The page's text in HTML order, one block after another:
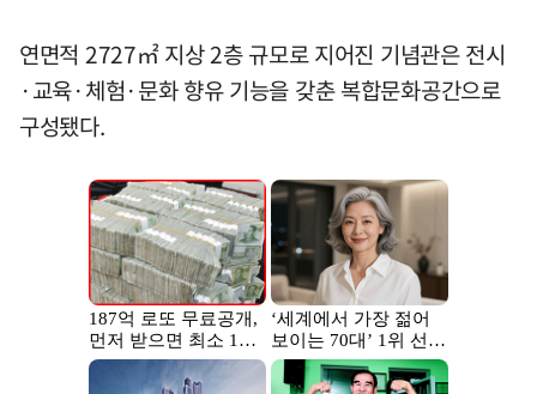
연면적 2727㎡ 지상 2층 규모로 지어진 기념관은 전시
·교육·체험·문화 향유 기능을 갖춘 복합문화공간으로
구성됐다.